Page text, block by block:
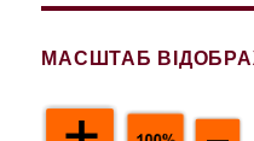
МАСШТАБ